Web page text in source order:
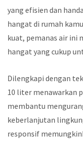
yang efisien dan
hangat di rumah
kuat, pemanas air ini
hangat yang cukup
Dilengkapi dengan
10 liter menawarkan
membantu
keberlanjutan
responsif